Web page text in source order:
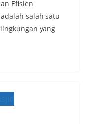
Efisien
salah satu
yang